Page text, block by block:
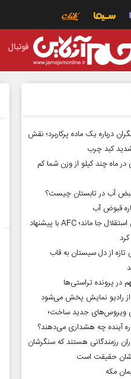
فوتبال
درباره یک ماده پرکاربرد؛ نقش
کبد چرب
در ماه چند کیلو از وزن شما کم
آب در تابستان چیست؟
قبوض آب
بصره از میزبانی استقلال جا ماند؛ AFC با پیشنهاد
تازه از دل سیستان به قاب
از رادیو نمایش پخش می‌شود
جدید ساخت؛
آینده چه هشداری می‌دهند؟
رزمندگانی هستند که سنگرشان
حقیقت است
مکه